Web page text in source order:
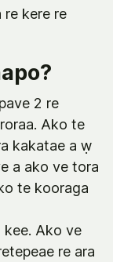
re kere re
2 re
Ako te
kakatae a ẉ
a ako ve tora
te kooraga
kee. Ako ve
re ara